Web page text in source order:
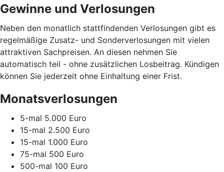
Gewinne und Verlosungen
Neben den monatlich stattfindenden Verlosungen gibt es
regelmäßige Zusatz- und Sonderverlosungen mit vielen
attraktiven Sachpreisen. An diesen nehmen Sie
automatisch teil - ohne zusätzlichen Losbeitrag. Kündigen
können Sie jederzeit ohne Einhaltung einer Frist.
Monatsverlosungen
5-mal 5.000 Euro
15-mal 2.500 Euro
15-mal 1.000 Euro
75-mal 500 Euro
500-mal 100 Euro